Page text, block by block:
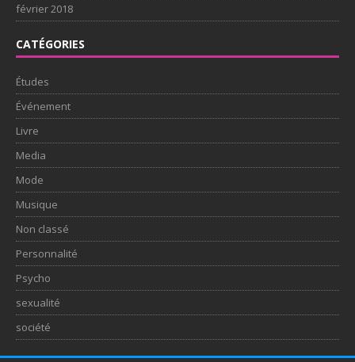
février 2018
CATÉGORIES
Études
Événement
Livre
Media
Mode
Musique
Non classé
Personnalité
Psycho
sexualité
société